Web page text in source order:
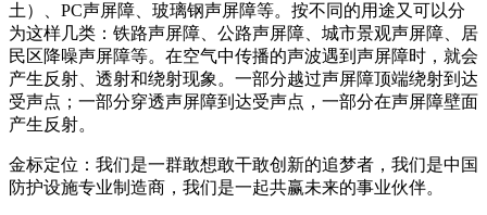
土）、PC声屏障、玻璃钢声屏障等。按不同的用途又可以分
为这样几类：铁路声屏障、公路声屏障、城市景观声屏障、居
民区降噪声屏障等。在空气中传播的声波遇到声屏障时，就会
产生反射、透射和绕射现象。一部分越过声屏障顶端绕射到达
受声点；一部分穿透声屏障到达受声点，一部分在声屏障壁面
产生反射。
金标定位：我们是一群敢想敢干敢创新的追梦者，我们是中国
防护设施专业制造商，我们是一起共赢未来的事业伙伴。